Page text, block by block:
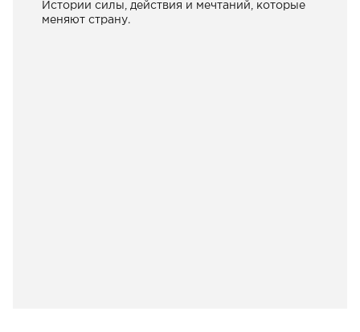
Истории силы, действия и мечтаний, которые
меняют страну.